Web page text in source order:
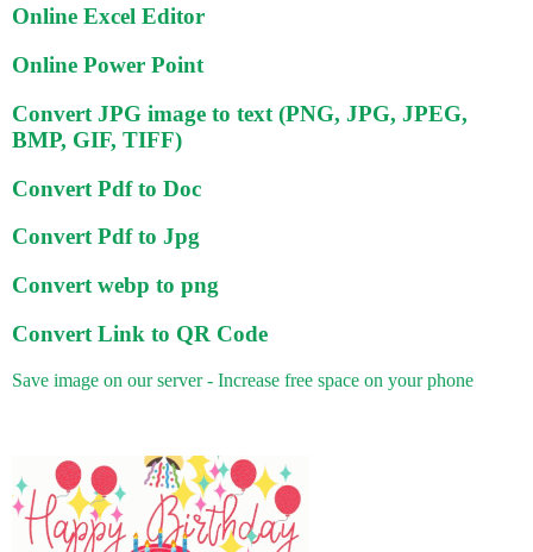
Online Excel Editor
Online Power Point
Convert JPG image to text (PNG, JPG, JPEG,
BMP, GIF, TIFF)
Convert Pdf to Doc
Convert Pdf to Jpg
Convert webp to png
Convert Link to QR Code
Save image on our server - Increase free space on your phone